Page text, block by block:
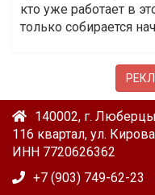
кто уже работает в
только собирается
140002, г.
116 квартал, ул.
ИНН 7720626362
+7 (903) 749-62-23